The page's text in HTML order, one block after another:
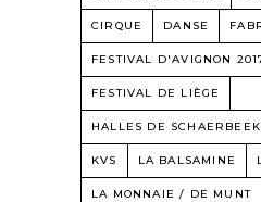
CIRQUE DANSE
FESTIVAL D'AVIGNON
FESTIVAL DE LIÈGE
HALLES DE SCHAERBEEK
KVS LA BALSAMINE
LA MONNAIE / DE MUNT